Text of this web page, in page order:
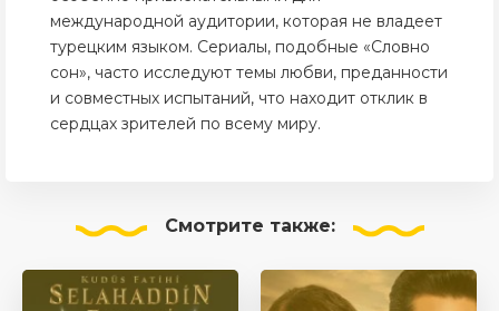
международной аудитории, которая не владеет
турецким языком. Сериалы, подобные «Словно
сон», часто исследуют темы любви, преданности
и совместных испытаний, что находит отклик в
сердцах зрителей по всему миру.
Смотрите также: